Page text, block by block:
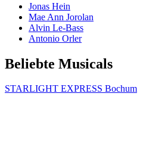
Jonas Hein
Mae Ann Jorolan
Alvin Le-Bass
Antonio Orler
Beliebte Musicals
STARLIGHT EXPRESS Bochum